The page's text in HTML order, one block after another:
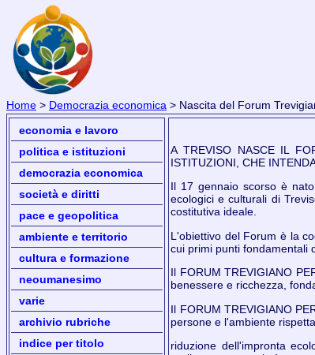
Home > Democrazia economica > Nascita del Forum
economia e lavoro
politica e istituzioni
democrazia economica
società e diritti
pace e geopolitica
ambiente e territorio
cultura e formazione
neoumanesimo
varie
archivio rubriche
indice per titolo
A TREVISO NASCE IL
ISTITUZIONI, CHE
Il 17 gennaio scorso è
ecologici e culturali di
costitutiva ideale.
L'obiettivo del Forum è la
cui primi punti fondamentali
Il FORUM TREVIGIANO
benessere e ricchezza,
Il FORUM TREVIGIANO
persone e l'ambiente
riduzione dell'impronta